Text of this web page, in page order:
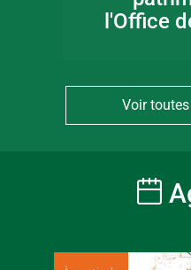
l'Office
Voir